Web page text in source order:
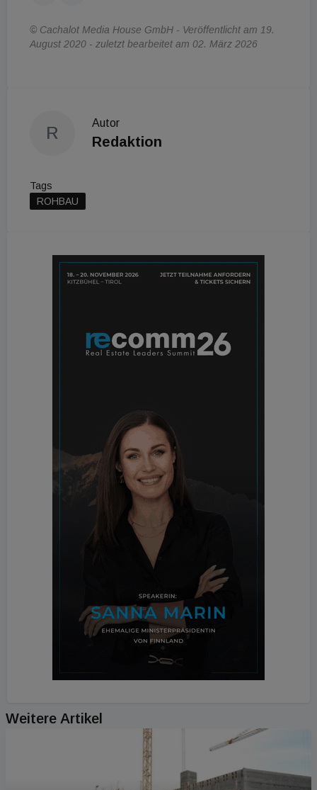
© Cachalot Media House GmbH - Veröffentlicht am 19.
August 2020 - zuletzt bearbeitet am 02. März 2026
R
Autor
Redaktion
Tags
ROHBAU
Weitere Artikel